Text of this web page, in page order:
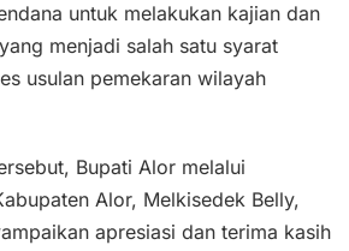
untuk melakukan kajian dan
menjadi salah satu syarat
usulan pemekaran wilayah
Bupati Alor melalui
Alor, Melkisedek Belly,
apresiasi dan terima kasih